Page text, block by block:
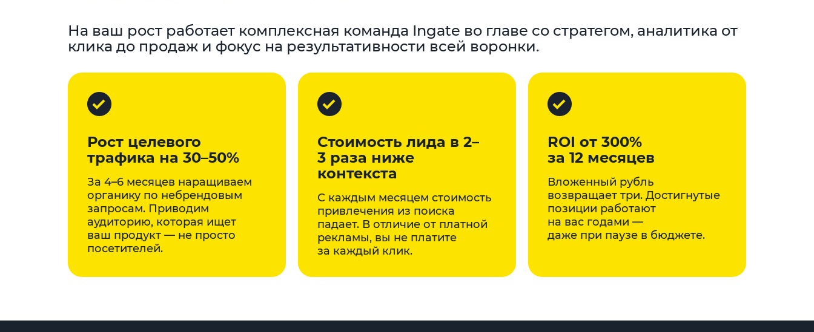
На ваш рост работает комплексная команда Ingate во главе со стратегом, аналитика от
клика до продаж и фокус на результативности всей воронки.
Рост целевого
трафика на 30–50%
За 4–6 месяцев наращиваем
органику по небрендовым
запросам. Приводим
аудиторию, которая ищет
ваш продукт — не просто
посетителей.
Стоимость лида в 2–
3 раза ниже
контекста
С каждым месяцем стоимость
привлечения из поиска
падает. В отличие от платной
рекламы, вы не платите
за каждый клик.
ROI от 300%
за 12 месяцев
Вложенный рубль
возвращает три. Достигнутые
позиции работают
на вас годами —
даже при паузе в бюджете.